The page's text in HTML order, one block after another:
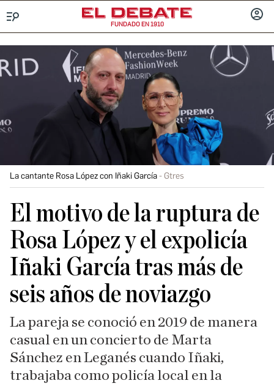
FUNDADO EN 1910
La cantante Rosa López con Iñaki García Gtres
El motivo de la ruptura de
Rosa López y el expolicía
Iñaki García tras más de
seis años de noviazgo
La pareja se conoció en 2019 de manera
casual en un concierto de Marta
Sánchez en Leganés cuando Iñaki,
trabajaba como policía local en la